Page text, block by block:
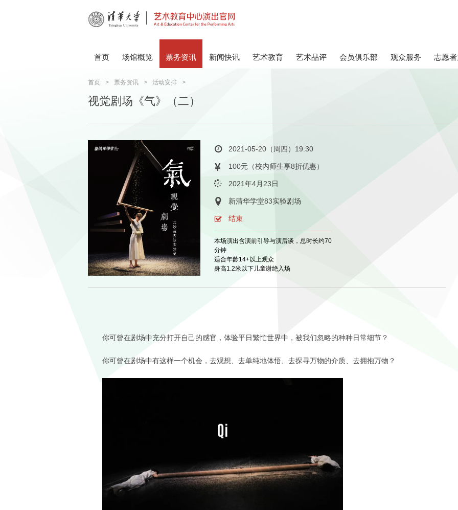
首页 场馆概览 票务资讯 新闻快讯 艺术教育 艺术品评 会员俱乐部 观众服务 志愿
首页 > 票务资讯 > 活动安排 >
视觉剧场《气》（二）
2021-05-20（周四）19:30
100元（校内师生享8折优惠）
2021年4月23日
新清华学堂83实验剧场
结束
本场演出含演前引导与演后谈，总时长约70
分钟
适合年龄14+以上观众
身高1.2米以下儿童谢绝入场
你可曾在剧场中充分打开自己的感官，体验平日繁忙世界中，被我们忽略的种种日常细节？
你可曾在剧场中有这样一个机会，去观想、去单纯地体悟、去探寻万物的介质、去拥抱万物？